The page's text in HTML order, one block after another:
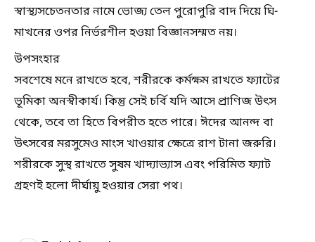
স্বাস্থ্যসচেতনতার নামে ভোজ্য তেল পুরোপুরি বাদ দিয়ে ঘি-
মাখনের ওপর নির্ভরশীল হওয়া বিজ্ঞানসম্মত নয়।
উপসংহার
সবশেষে মনে রাখতে হবে, শরীরকে কর্মক্ষম রাখতে ফ্যাটের
ভূমিকা অনস্বীকার্য। কিন্তু সেই চর্বি যদি আসে প্রাণিজ উৎস
থেকে, তবে তা হিতে বিপরীত হতে পারে। ঈদের আনন্দ বা
উৎসবের মরসুমেও মাংস খাওয়ার ক্ষেত্রে রাশ টানা জরুরি।
শরীরকে সুস্থ রাখতে সুষম খাদ্যাভ্যাস এবং পরিমিত ফ্যাট
গ্রহণই হলো দীর্ঘায়ু হওয়ার সেরা পথ।